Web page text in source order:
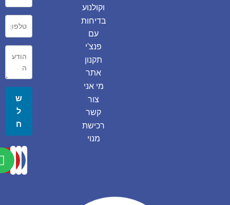
וקולנוע
בדיחות
עם
פנצ'י
תקנון
אתר
מי אני
צור
קשר
רכישת
מנוי
ש
ל
ח